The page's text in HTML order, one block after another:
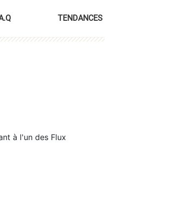
TENDANCES
à l'un des Flux